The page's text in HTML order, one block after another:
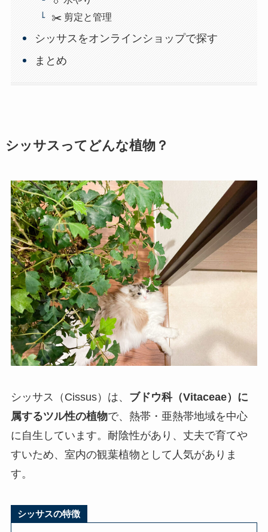
✂️ 剪定と管理
シッサスをオンラインショップで探す
まとめ
シッサスってどんな植物？
シッサス（Cissus）は、 ブドウ科（Vitaceae）に
属するツル性の植物で、熱帯・亜熱帯地域を中心
に自生しています。耐陰性があり、丈夫で育てや
すいため、室内の観葉植物として人気がありま
す。
シッサスの特徴